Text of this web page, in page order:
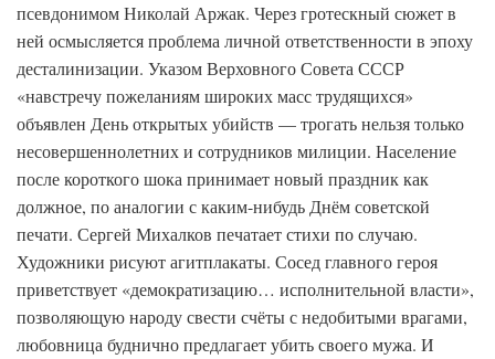
псевдонимом Николай Аржак. Через гротескный сюжет в
ней осмысляется проблема личной ответственности в эпоху
десталинизации. Указом Верховного Совета СССР
«навстречу пожеланиям широких масс трудящихся»
объявлен День открытых убийств — трогать нельзя только
несовершеннолетних и сотрудников милиции. Население
после короткого шока принимает новый праздник как
должное, по аналогии с каким-нибудь Днём советской
печати. Сергей Михалков печатает стихи по случаю.
Художники рисуют агитплакаты. Сосед главного героя
приветствует «демократизацию… исполнительной власти»,
позволяющую народу свести счёты с недобитыми врагами,
любовница буднично предлагает убить своего мужа. И